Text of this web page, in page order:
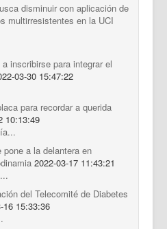
disminuir con aplicación de
multirresistentes en la UCI
inscribirse para integrar el
03-30 15:47:22
para recordar a querida
10:13:49
a la delantera en
2022-03-17 11:43:21
del Telecomité de Diabetes
16 15:33:36